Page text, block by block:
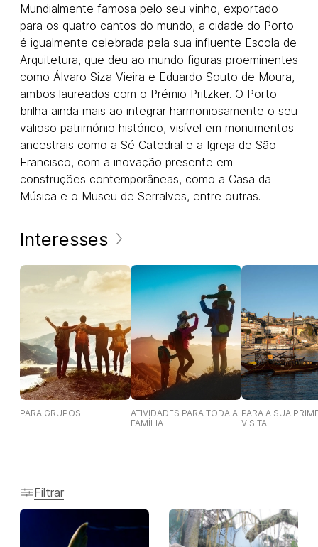
Mundialmente famosa pelo seu vinho, exportado
para os quatro cantos do mundo, a cidade do Porto
é igualmente celebrada pela sua influente Escola de
Arquitetura, que deu ao mundo figuras proeminentes
como Álvaro Siza Vieira e Eduardo Souto de Moura,
ambos laureados com o Prémio Pritzker. O Porto
brilha ainda mais ao integrar harmoniosamente o seu
valioso património histórico, visível em monumentos
ancestrais como a Sé Catedral e a Igreja de São
Francisco, com a inovação presente em
construções contemporâneas, como a Casa da
Música e o Museu de Serralves, entre outras.
Interesses
PARA GRUPOS
ATIVIDADES PARA TODA A
FAMÍLIA
PARA A SUA
VISITA
Filtrar